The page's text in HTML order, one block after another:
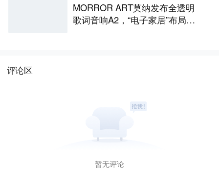
MORROR ART莫纳发布全透明
歌词音响A2，“电子家居”布局更
评论区
暂无评论